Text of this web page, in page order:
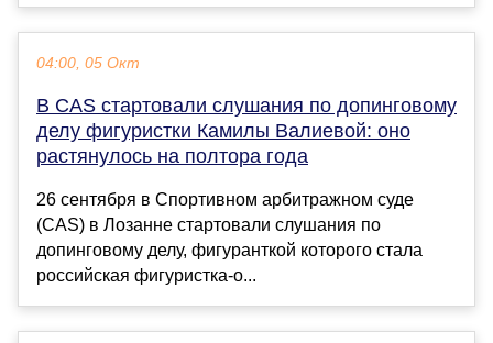
04:00, 05 Окт
В CAS стартовали слушания по допинговому
делу фигуристки Камилы Валиевой: оно
растянулось на полтора года
26 сентября в Спортивном арбитражном суде
(CAS) в Лозанне стартовали слушания по
допинговому делу, фигуранткой которого стала
российская фигуристка-о...